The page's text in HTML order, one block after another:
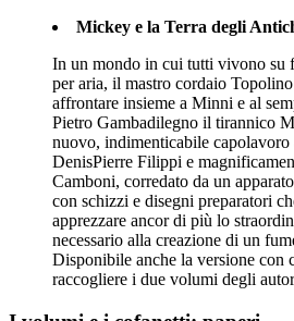
Mickey e la Terra degli
In un mondo in cui tutti vivono su
per aria, il mastro cordaio
affrontare insieme a Minni e al
Pietro Gambadilegno il tirannico
nuovo, indimenticabile capolavoro
DenisPierre Filippi e
Camboni, corredato da un
con schizzi e disegni preparatori
apprezzare ancor di più lo
necessario alla creazione di un
Disponibile anche la versione con
raccogliere i due volumi degli